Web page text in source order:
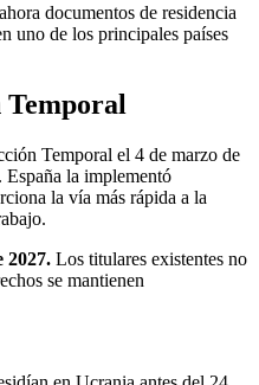
documentos de residencia
uno de los principales países
Temporal
Temporal el 4 de marzo de
la implementó
la vía más rápida a la
2027. Los titulares existentes no
se mantienen